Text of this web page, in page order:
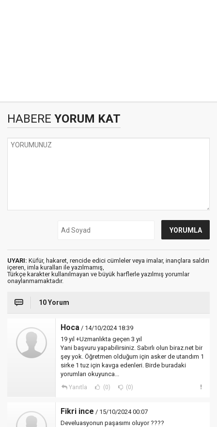
HABERE YORUM KAT
UYARI: Küfür, hakaret, rencide edici cümleler veya imalar, inançlara saldırı
içeren, imla kuralları ile yazılmamış,
Türkçe karakter kullanılmayan ve büyük harflerle yazılmış yorumlar
onaylanmamaktadır.
10 Yorum
Hoca / 14/10/2024 18:39
19 yıl +Uzmanlıkta geçen 3 yıl
Yani başvuru yapabilirsiniz. Sabırlı olun biraz.net bir
şey yok. Öğretmen olduğum için asker de utandım 1
sirke 1 tuz için kavga edenleri. Birde buradaki
yorumları okuyunca...
Yanıtla (0) (0)
Fikri ince / 15/10/2024 00:07
Develuasyonun paşasımı oluyor ????